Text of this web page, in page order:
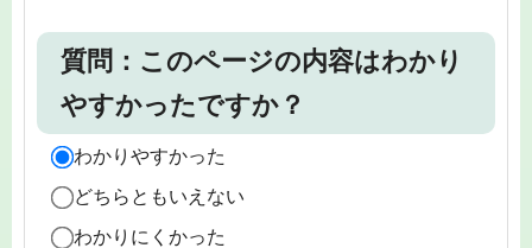
質問：このページの内容はわかり
やすかったですか？
わかりやすかった
どちらともいえない
わかりにくかった